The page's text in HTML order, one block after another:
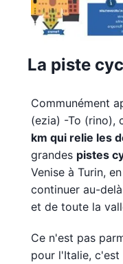
La piste
Communément
(ezia) -To (rino),
km qui relie les
grandes pistes
Venise à Turin,
continuer au-
et de toute la
Ce n'est pas
pour l'Italie,